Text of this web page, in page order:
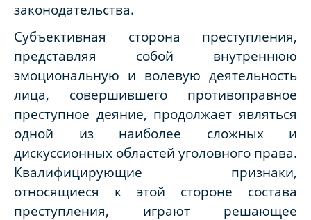
законодательства.
Субъективная сторона преступления,
представляя собой внутреннюю
эмоциональную и волевую деятельность
лица, совершившего противоправное
преступное деяние, продолжает являться
одной из наиболее сложных и
дискуссионных областей уголовного права.
Квалифицирующие признаки,
относящиеся к этой стороне состава
преступления, играют решающее